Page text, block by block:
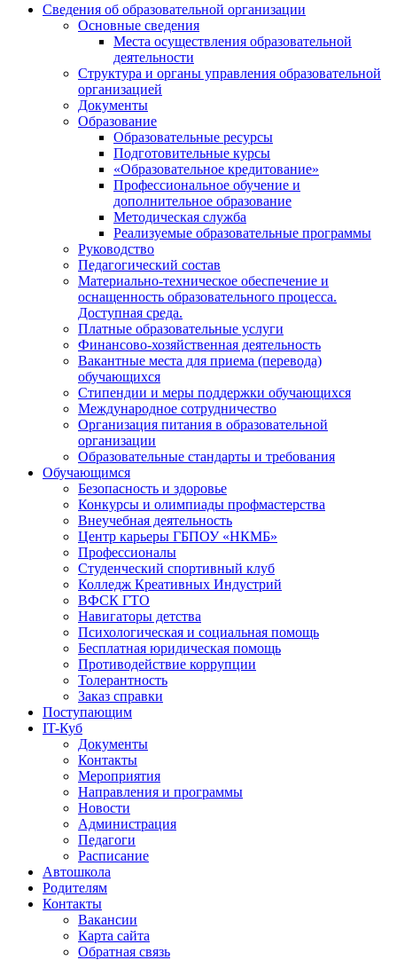
Сведения об образовательной организации
Основные сведения
Места осуществления образовательной
деятельности
Структура и органы управления образовательной
организацией
Документы
Образование
Образовательные ресурсы
Подготовительные курсы
«Образовательное кредитование»
Профессиональное обучение и
дополнительное образование
Методическая служба
Реализуемые образовательные программы
Руководство
Педагогический состав
Материально-техническое обеспечение и
оснащенность образовательного процесса.
Доступная среда.
Платные образовательные услуги
Финансово-хозяйственная деятельность
Вакантные места для приема (перевода)
обучающихся
Стипендии и меры поддержки обучающихся
Международное сотрудничество
Организация питания в образовательной
организации
Образовательные стандарты и требования
Обучающимся
Безопасность и здоровье
Конкурсы и олимпиады профмастерства
Внеучебная деятельность
Центр карьеры ГБПОУ «НКМБ»
Профессионалы
Студенческий спортивный клуб
Колледж Креативных Индустрий
ВФСК ГТО
Навигаторы детства
Психологическая и социальная помощь
Бесплатная юридическая помощь
Противодействие коррупции
Толерантность
Заказ справки
Поступающим
IT-Куб
Документы
Контакты
Мероприятия
Направления и программы
Новости
Администрация
Педагоги
Расписание
Автошкола
Родителям
Контакты
Вакансии
Карта сайта
Обратная связь